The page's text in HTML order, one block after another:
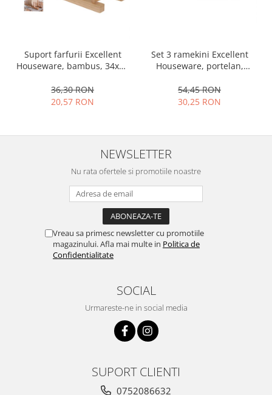
Suport farfurii Excellent
Houseware, bambus, 34x12
36,30 RON
20,57 RON
Set 3 ramekini Excellent
Houseware, portelan,
54,45 RON
30,25 RON
NEWSLETTER
Nu rata ofertele si promotiile noastre
Vreau sa primesc newsletter cu promotiile
magazinului. Afla mai multe in Politica de
Confidentialitate
SOCIAL
Urmareste-ne in social media
SUPORT CLIENTI
0752086632